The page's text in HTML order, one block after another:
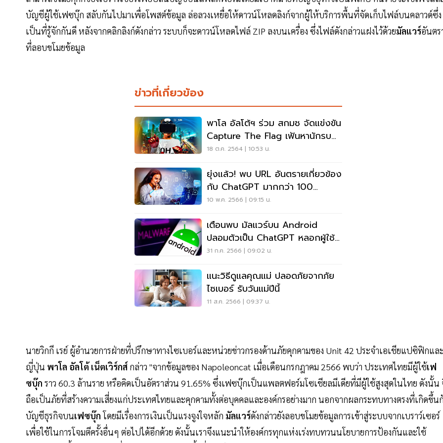
บัญชีผู้ใช้เฟซบุ๊ก สลับกันไปมาเพื่อโพสต์ข้อมูล ล่อลวงเหยื่อให้ดาวน์โหลดลิงก์จากผู้ให้บริการพื้นที่จัดเก็บไฟล์บนคลาวด์ซึ่ง
เป็นที่รู้จักกันดี หลังจากคลิกลิงก์ดังกล่าว ระบบก็จะดาวน์โหลดไฟล์ ZIP ลงบนเครื่อง ซึ่งไฟล์ดังกล่าวแฝงไว้ด้วยมัลแวร์อันตร
ที่ลอบขโมยข้อมูล
ข่าวที่เกี่ยวข้อง
พาโล อัลโต้ฯ ร่วม สกมช จัดแข่งขัน
Capture The Flag เฟ้นหานักรบ
ไซเบอร์รุ่นใหม่
18 ต.ค. 2564 | 10:53 น.
ยุ่งแล้ว! พบ URL อันตรายเกี่ยวข้อง
กับ ChatGPT มากกว่า 100
รายการต่อวัน
10 พ.ค. 2566 | 09:15 น.
เตือนพบ มัลแวร์บน Android
ปลอมตัวเป็น ChatGPT หลอกผู้ใช้
สมาร์ทโฟนไทย
31 ก.ค. 2566 | 09:02 น.
แนะวิธีดูแลคุณแม่ ปลอดภัยจากภัย
ไซเบอร์ รับวันแม่ปีนี้
11 ส.ค. 2566 | 09:37 น.
นายวิกกี เรย์ ผู้อำนวยการฝ่ายที่ปรึกษาทางไซเบอร์และหน่วยข่าวกรองด้านภัยคุกคามของ Unit 42 ประจำเอเชียแปซิฟิกแล
ญี่ปุ่น พาโล อัลโต้ เน็ตเวิร์กส์ กล่าว "จากข้อมูลของ Napoleoncat เมื่อเดือนกรกฎาคม 2566 พบว่า ประเทศไทยมีผู้ใช้เฟ
ซบุ๊ก ราว 60.3 ล้านราย หรือคิดเป็นอัตราส่วน 91.65% ซึ่งเฟซบุ๊กเป็นแพลตฟอร์มโซเชียลมีเดียที่มีผู้ใช้สูงสุดในไทย ดังนั้น
ถือเป็นภัยที่สร้างความเสี่ยงแก่ประเทศไทยและคุกคามทั้งต่อบุคคลและองค์กรอย่างมาก นอกจากผลกระทบทางตรงที่เกิดขึ้น
บัญชีธุรกิจบนเฟซบุ๊กโดยมีเรื่องการเงินเป็นแรงจูงใจหลัก มัลแวร์ดังกล่าวยังลอบขโมยข้อมูลการเข้าสู่ระบบจากเบราว์เซอร์
เพื่อใช้ในการโจมตีครั้งอื่นๆ ต่อไปได้อีกด้วย ดังนั้นเราจึงแนะนำให้องค์กรทุกแห่งเร่งทบทวนนโยบายการป้องกันและใช้